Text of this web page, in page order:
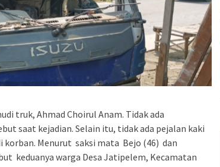
truk, Ahmad Choirul Anam. Tidak ada
saat kejadian. Selain itu, tidak ada pejalan kaki
korban. Menurut saksi mata Bejo (46) dan
keduanya warga Desa Jatipelem, Kecamatan